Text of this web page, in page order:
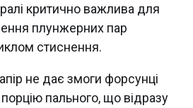
критично важлива для
плунжерних пар
стиснення.
не дає змоги форсунці
пального, що відразу